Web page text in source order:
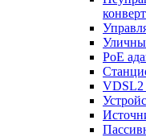
PoE
VDSL2